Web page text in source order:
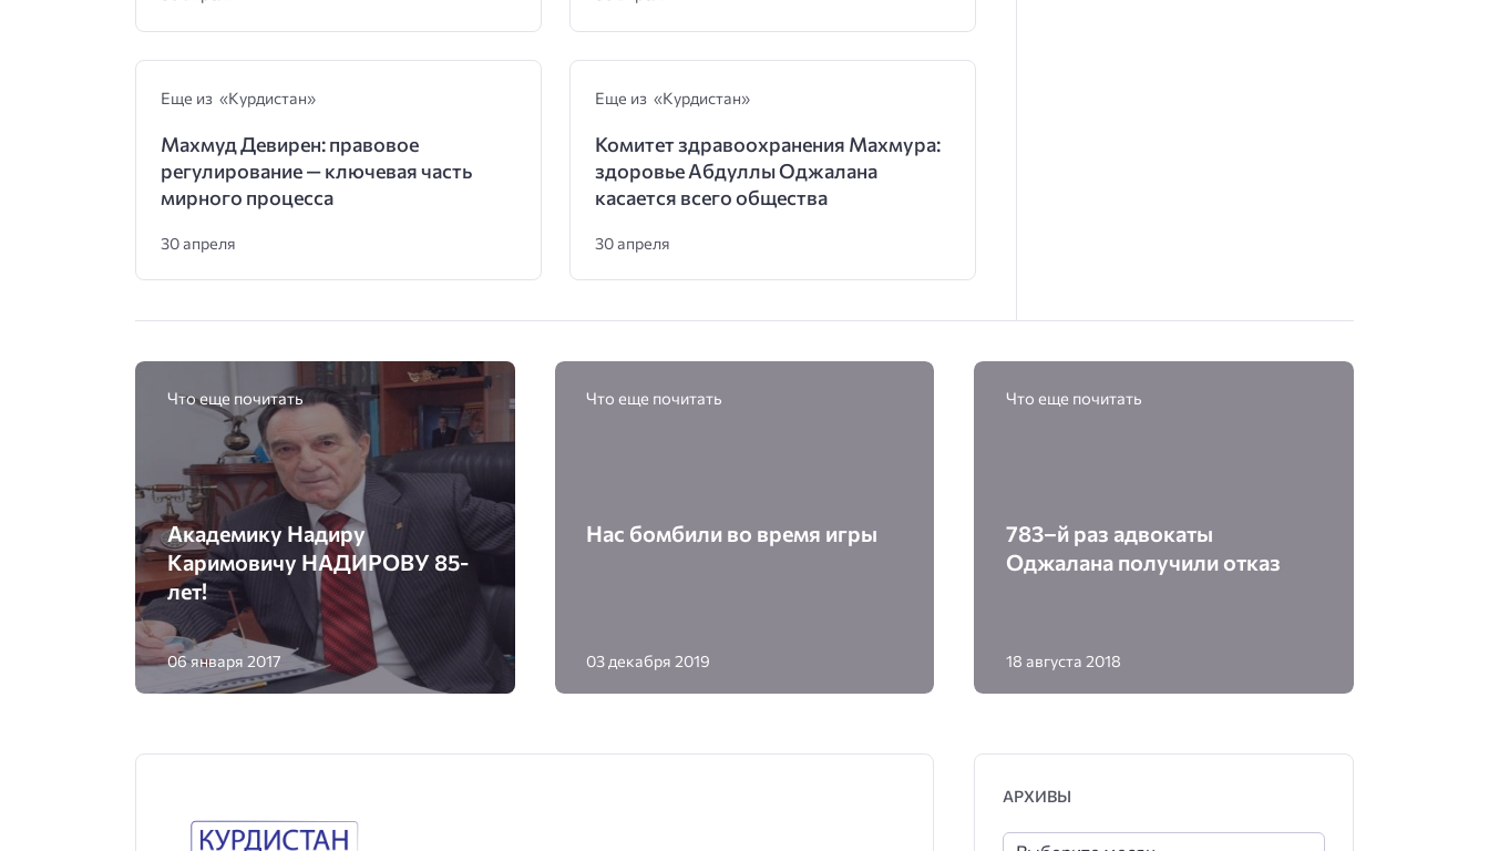
Еще из «Курдистан»
Махмуд Девирен: правовое
регулирование — ключевая часть
мирного процесса
30 апреля
Еще из «Курдистан»
Комитет здравоохранения Махмура:
здоровье Абдуллы Оджалана
касается всего общества
30 апреля
Что еще почитать
Академику Надиру
Каримовичу НАДИРОВУ 85-
лет!
06 января 2017
Что еще почитать
Нас бомбили во время игры
03 декабря 2019
Что еще почитать
783–й раз адвокаты
Оджалана получили отказ
18 августа 2018
АРХИВЫ